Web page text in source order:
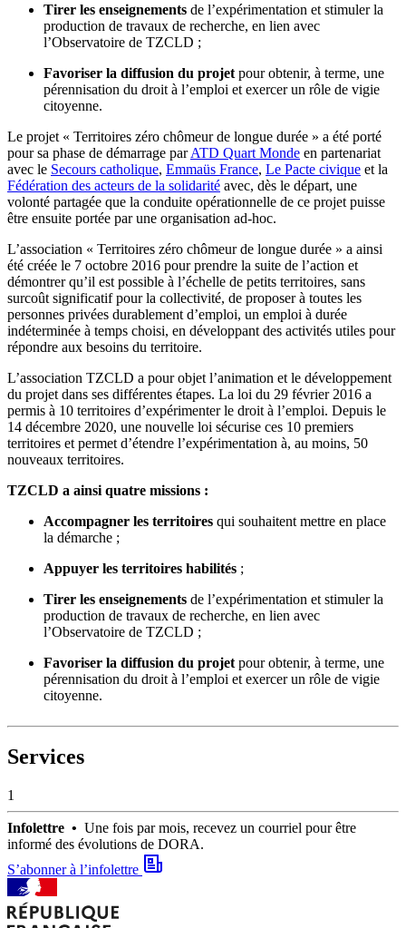
Tirer les enseignements de l’expérimentation et stimuler la
production de travaux de recherche, en lien avec
l’Observatoire de TZCLD ;
Favoriser la diffusion du projet pour obtenir, à terme, une
pérennisation du droit à l’emploi et exercer un rôle de vigie
citoyenne.
Le projet « Territoires zéro chômeur de longue durée » a été porté
pour sa phase de démarrage parATD Quart Monde en partenariat
avec le Secours catholique, Emmaüs France, Le Pacte civique et la
Fédération des acteurs de la solidarité avec, dès le départ, une
volonté partagée que la conduite opérationnelle de ce projet puisse
être ensuite portée par une organisation ad-hoc.
L’association « Territoires zéro chômeur de longue durée » a ainsi
été créée le 7 octobre 2016 pour prendre la suite de l’action et
démontrer qu’il est possible à l’échelle de petits territoires, sans
surcoût significatif pour la collectivité, de proposer à toutes les
personnes privées durablement d’emploi, un emploi à durée
indéterminée à temps choisi, en développant des activités utiles pour
répondre aux besoins du territoire.
L’association TZCLD a pour objet l’animation et le développement
du projet dans ses différentes étapes. La loi du 29 février 2016 a
permis à 10 territoires d’expérimenter le droit à l’emploi. Depuis le
14 décembre 2020, une nouvelle loi sécurise ces 10 premiers
territoires et permet d’étendre l’expérimentation à, au moins, 50
nouveaux territoires.
TZCLD a ainsi quatre missions :
Accompagner les territoires qui souhaitent mettre en place
la démarche ;
Appuyer les territoires habilités ;
Tirer les enseignements de l’expérimentation et stimuler la
production de travaux de recherche, en lien avec
l’Observatoire de TZCLD ;
Favoriser la diffusion du projet pour obtenir, à terme, une
pérennisation du droit à l’emploi et exercer un rôle de vigie
citoyenne.
Services
1
Infolettre • Une fois par mois, recevez un courriel pour être
informé des évolutions de DORA.
S’abonner à l’infolettre